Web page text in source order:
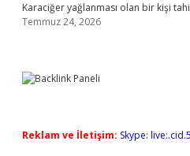
Karaciğer yağlanması olan bir kişi
Temmuz 24, 2026
Reklam ve İletişim: Skype: